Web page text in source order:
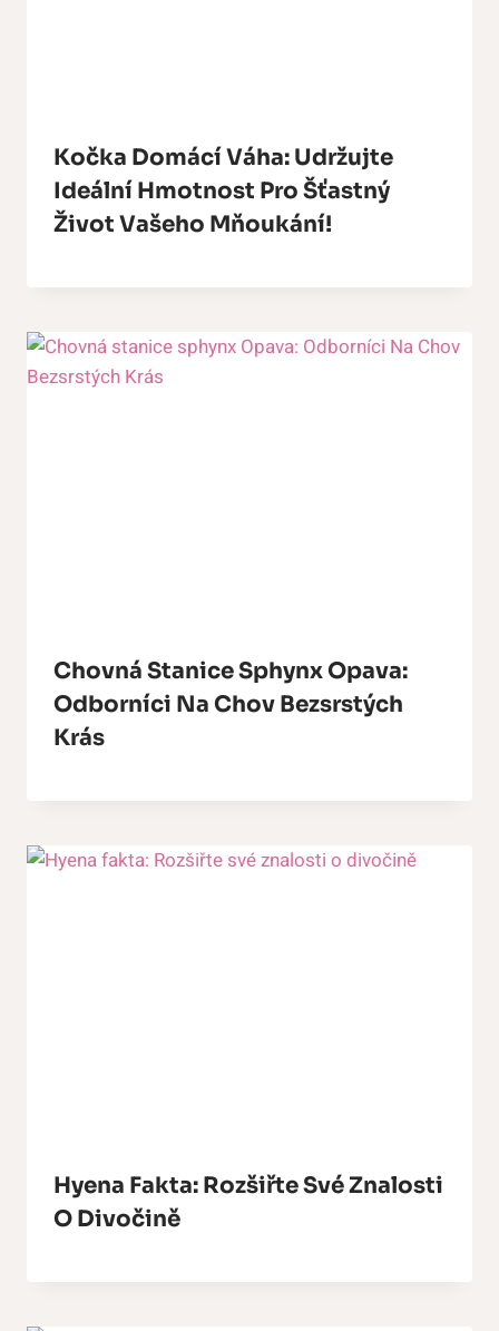
Kočka Domácí Váha: Udržujte
Ideální Hmotnost Pro Šťastný
Život Vašeho Mňoukání!
Chovná Stanice Sphynx Opava:
Odborníci Na Chov Bezsrstých
Krás
Hyena Fakta: Rozšiřte Své Znalosti
O Divočině